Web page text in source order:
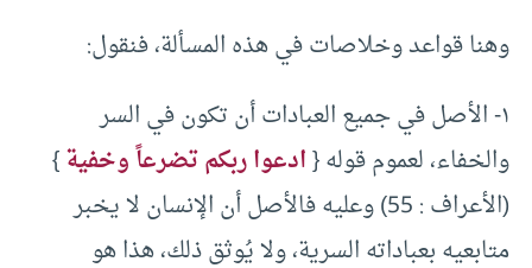
وهنا قواعد وخلاصات في هذه المسألة، فنقول:
١- الأصل في جميع العبادات أن تكون في السر
والخفاء، لعموم قوله {ادعوا ربكم تضرعاً وخفية}
(الأعراف : 55) وعليه فالأصل أن الإنسان لا يخبر
متابعيه بعباداته السرية، ولا يُوثق ذلك، هذا هو